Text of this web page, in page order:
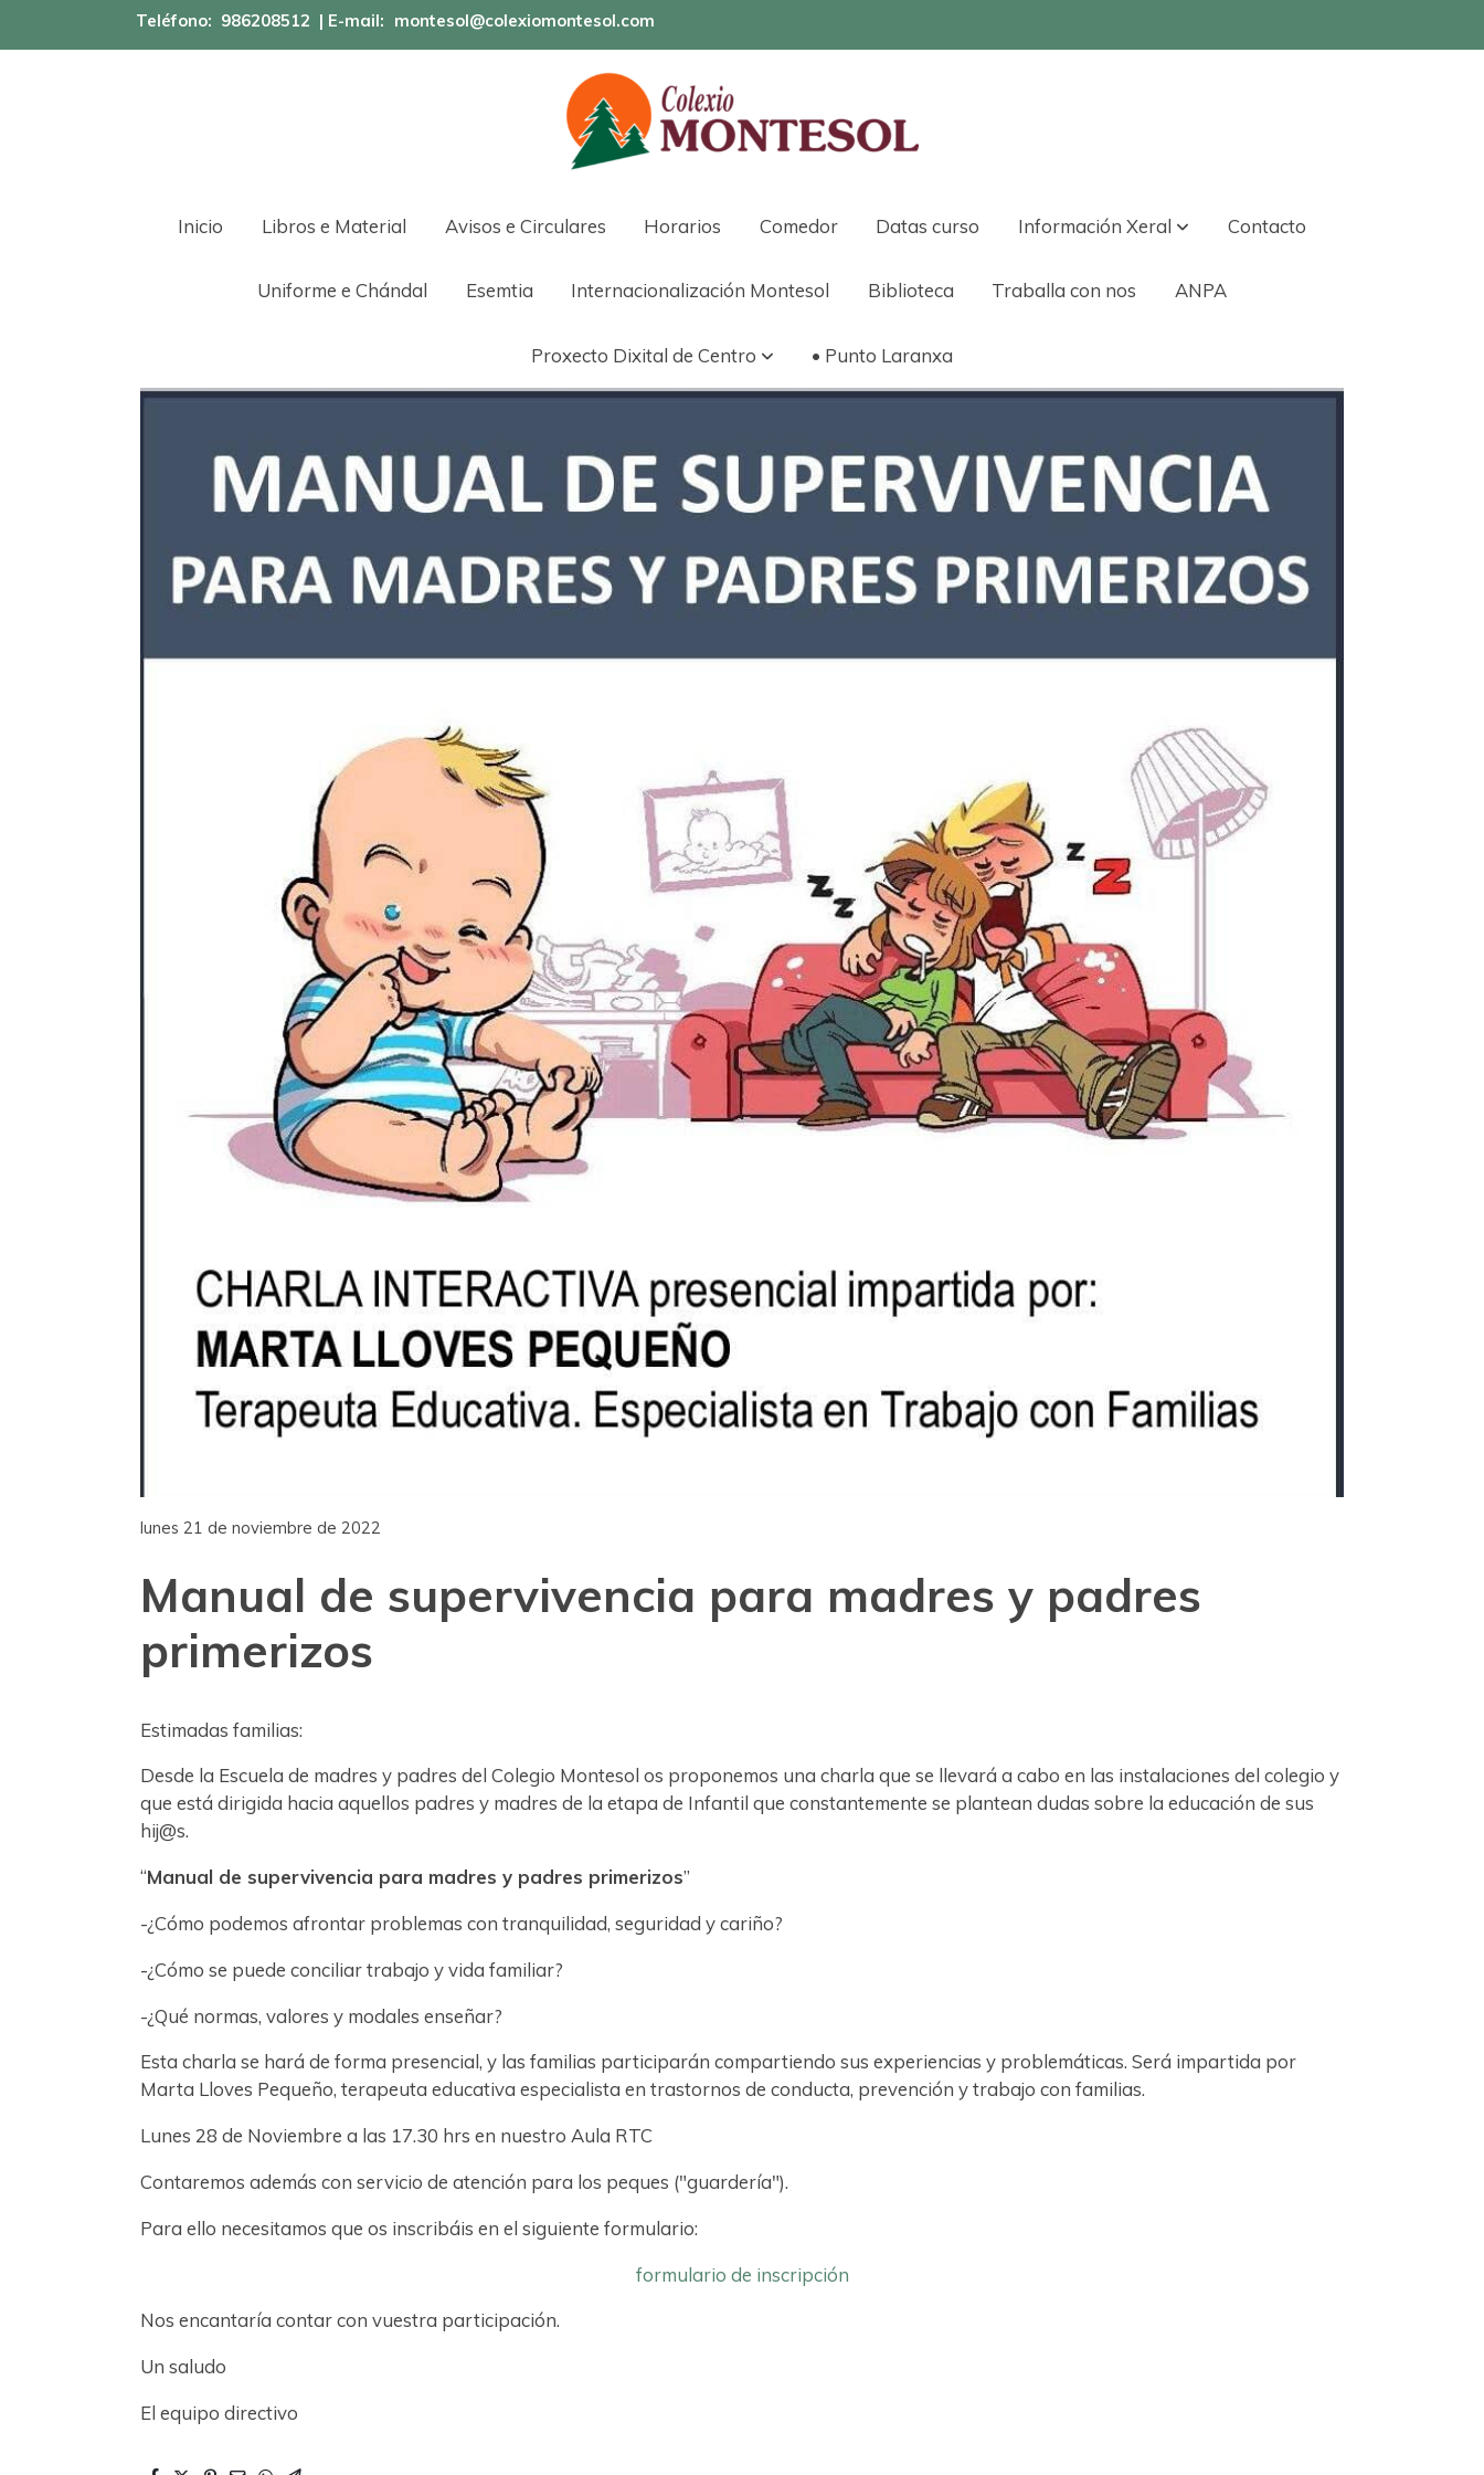
Teléfono: 986208512 | E-mail: montesol@colexiomontesol.com
Inicio Libros e Material Avisos e Circulares Horarios Comedor Datas curso Información Xeral Contacto
Uniforme e Chándal Esemtia Internacionalización Montesol Biblioteca Traballa con nos ANPA
Proxecto Dixital de Centro • Punto Laranxa
lunes 21 de noviembre de 2022
Manual de supervivencia para madres y padres
primerizos
Estimadas familias:
Desde la Escuela de madres y padres del Colegio Montesol os proponemos una charla que se llevará a cabo en las instalaciones del colegio y
que está dirigida hacia aquellos padres y madres de la etapa de Infantil que constantemente se plantean dudas sobre la educación de sus
hij@s.
“Manual de supervivencia para madres y padres primerizos”
-¿Cómo podemos afrontar problemas con tranquilidad, seguridad y cariño?
-¿Cómo se puede conciliar trabajo y vida familiar?
-¿Qué normas, valores y modales enseñar?
Esta charla se hará de forma presencial, y las familias participarán compartiendo sus experiencias y problemáticas. Será impartida por
Marta Lloves Pequeño, terapeuta educativa especialista en trastornos de conducta, prevención y trabajo con familias.
Lunes 28 de Noviembre a las 17.30 hrs en nuestro Aula RTC
Contaremos además con servicio de atención para los peques ("guardería").
Para ello necesitamos que os inscribáis en el siguiente formulario:
formulario de inscripción
Nos encantaría contar con vuestra participación.
Un saludo
El equipo directivo